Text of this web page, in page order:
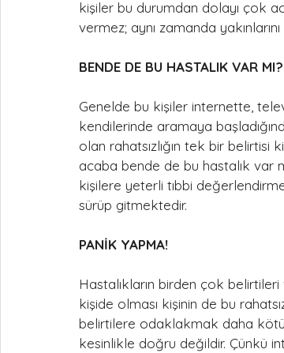
kişiler bu durumdan dolayı çok
vermez; aynı zamanda
BENDE DE BU HASTALIK VAR MI?
Genelde bu kişiler internette,
kendilerinde aramaya
olan rahatsızlığın tek bir belirtisi
acaba bende de bu hastalık var
kişilere yeterli tıbbi
sürüp gitmektedir.
PANİK YAPMA!
Hastalıkların birden çok
kişide olması kişinin de bu
belirtilere odaklakmak daha
kesinlikle doğru değildir. Çünkü